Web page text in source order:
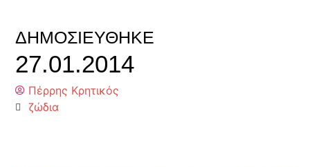
ΔΗΜΟΣΙΕΎΘΗΚΕ
27.01.2014
Πέρρης Κρητικός
ζώδια